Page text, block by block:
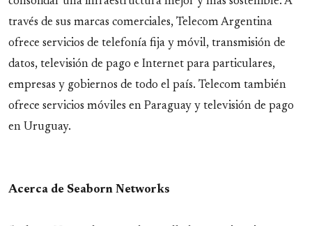
través de sus marcas comerciales, Telecom Argentina
ofrece servicios de telefonía fija y móvil, transmisión de
datos, televisión de pago e Internet para particulares,
empresas y gobiernos de todo el país. Telecom también
ofrece servicios móviles en Paraguay y televisión de pago
en Uruguay.
Acerca de Seaborn Networks